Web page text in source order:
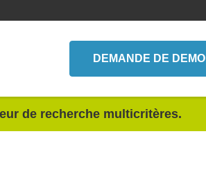
DEMANDE DE DEMO
de recherche multicritères.